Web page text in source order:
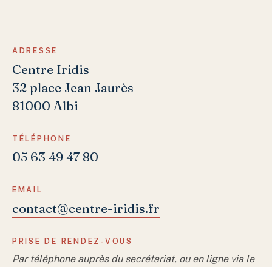
ADRESSE
Centre Iridis
32 place Jean Jaurès
81000 Albi
TÉLÉPHONE
05 63 49 47 80
EMAIL
contact@centre-iridis.fr
PRISE DE RENDEZ-VOUS
Par téléphone auprès du secrétariat, ou en ligne via le